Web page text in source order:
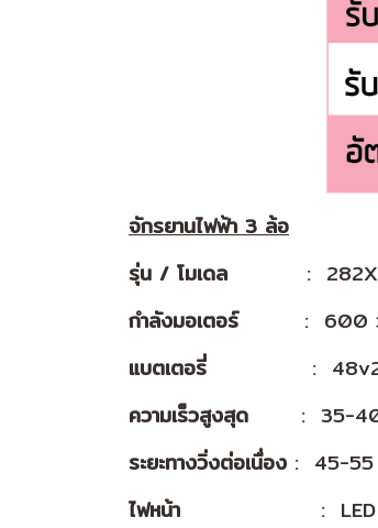
จักรยานไฟฟ้า 3 ล้อ
รุ่น / โมเดล
: 282X
กำลังมอเตอร์............... : 600
แบตเตอรี่
:
ความเร็วสูงสุด
: 35-
ระยะทางวิ่งต่อเนื่อง : 45-55
ไฟหน้า
: